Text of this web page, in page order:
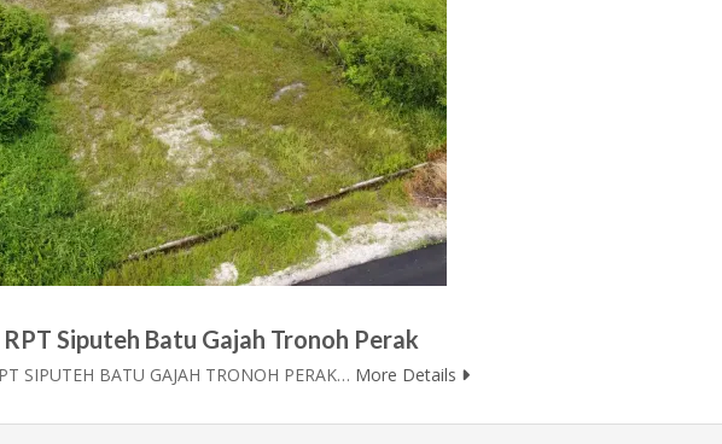
Siputeh Batu Gajah Tronoh Perak
SIPUTEH BATU GAJAH TRONOH PERAK… More Details